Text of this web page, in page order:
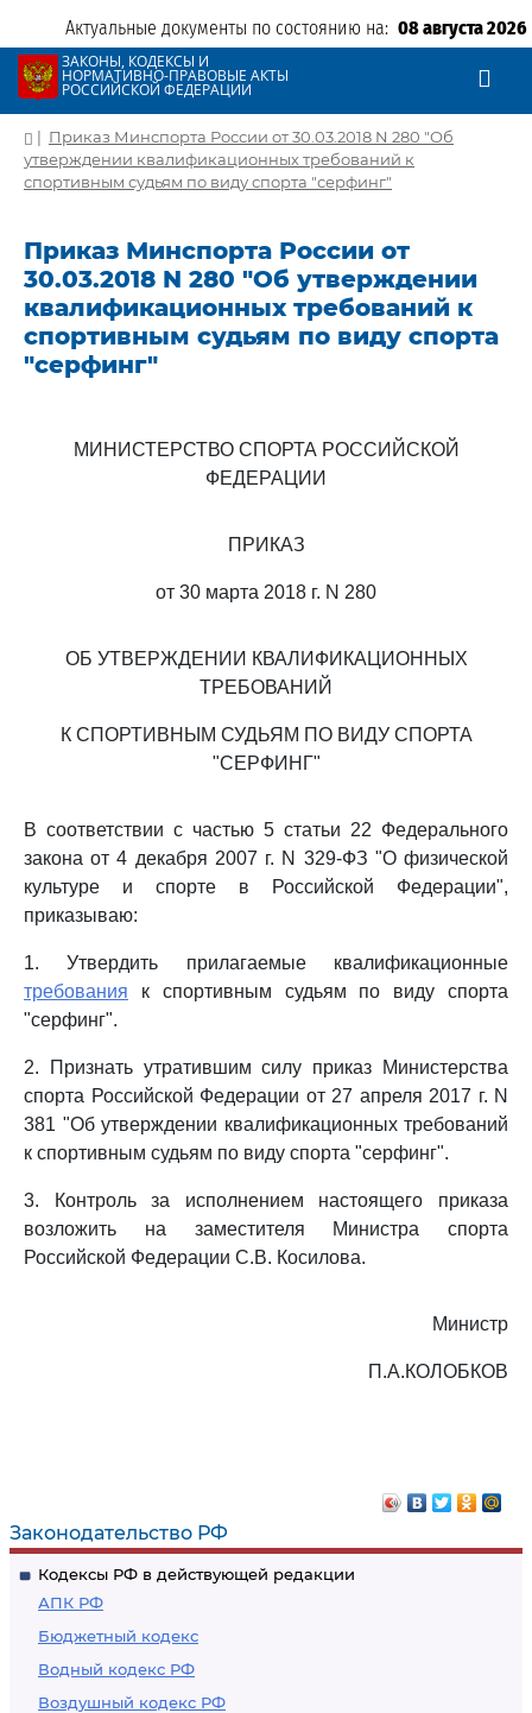
Актуальные документы по состоянию на: 08 августа 2026
ЗАКОНЫ, КОДЕКСЫ И
НОРМАТИВНО-ПРАВОВЫЕ АКТЫ
РОССИЙСКОЙ ФЕДЕРАЦИИ
Законодательство РФ
Кодексы РФ в действующей редакции
АПК РФ
Бюджетный кодекс
Водный кодекс РФ
Воздушный кодекс РФ
| Приказ Минспорта России от 30.03.2018 N 280 "Об
утверждении квалификационных требований к
спортивным судьям по виду спорта "серфинг"
Приказ Минспорта России от
30.03.2018 N 280 "Об утверждении
квалификационных требований к
спортивным судьям по виду спорта
"серфинг"
МИНИСТЕРСТВО СПОРТА РОССИЙСКОЙ
ФЕДЕРАЦИИ
ПРИКАЗ
от 30 марта 2018 г. N 280
ОБ УТВЕРЖДЕНИИ КВАЛИФИКАЦИОННЫХ
ТРЕБОВАНИЙ
К СПОРТИВНЫМ СУДЬЯМ ПО ВИДУ СПОРТА
"СЕРФИНГ"
В соответствии с частью 5 статьи 22 Федерального
закона от 4 декабря 2007 г. N 329-ФЗ "О физической
культуре и спорте в Российской Федерации",
приказываю:
1. Утвердить прилагаемые квалификационные
требования к спортивным судьям по виду спорта
"серфинг".
2. Признать утратившим силу приказ Министерства
спорта Российской Федерации от 27 апреля 2017 г. N
381 "Об утверждении квалификационных требований
к спортивным судьям по виду спорта "серфинг".
3. Контроль за исполнением настоящего приказа
возложить на заместителя Министра спорта
Российской Федерации С.В. Косилова.
Министр
П.А.КОЛОБКОВ